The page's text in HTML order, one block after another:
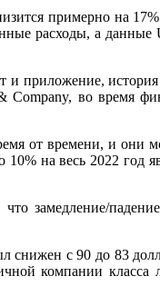
примерно на
расходы, а данные
приложение,
во время
от времени, и они
на весь 2022 год
замедление/
снижен с 90 до 83
компании класса